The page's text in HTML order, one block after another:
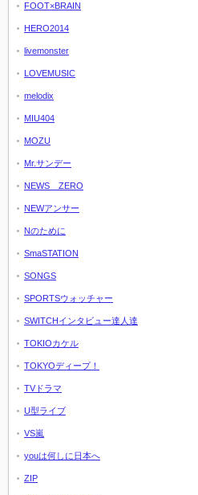
FOOT×BRAIN
HERO2014
livemonster
LOVEMUSIC
melodix
MIU404
MOZU
Mr.サンデー
NEWS ZERO
NEWアンサー
Nのために
SmaSTATION
SONGS
SPORTSウォッチャー
SWITCHインタビュー達人達
TOKIOカケル
TOKYOディープ！
TVドラマ
U型ライブ
VS嵐
youは何しに日本へ
ZIP